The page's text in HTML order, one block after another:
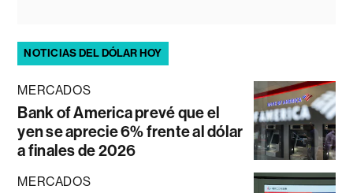
NOTICIAS DEL DÓLAR HOY
MERCADOS
Bank of America prevé que el
yen se aprecie 6% frente al dólar
a finales de 2026
MERCADOS